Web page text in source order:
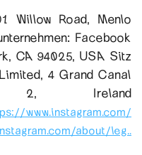
Willow Road, Menlo
Facebook
CA 94025, USA Sitz
4 Grand Canal
2, Ireland
www.instagram.com/
about/leg..